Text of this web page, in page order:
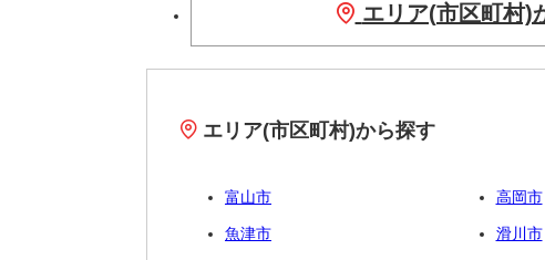
エリア(市区町村)
エリア(市区町村)から探す
富山市 高岡市
魚津市 滑川市